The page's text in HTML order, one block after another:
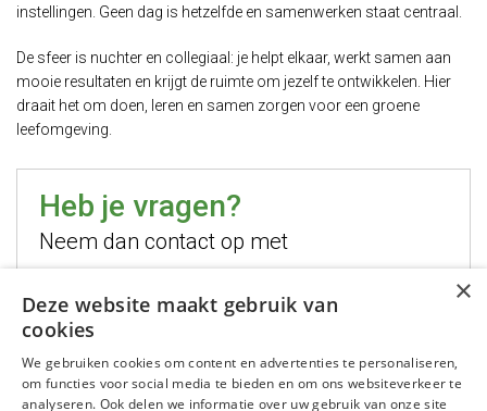
instellingen. Geen dag is hetzelfde en samenwerken staat centraal.
De sfeer is nuchter en collegiaal: je helpt elkaar, werkt samen aan
mooie resultaten en krijgt de ruimte om jezelf te ontwikkelen. Hier
draait het om doen, leren en samen zorgen voor een groene
leefomgeving.
Heb je vragen?
Neem dan contact op met
Hugo Jelier
Bel mij
Stuur mij een email
×
Deze website maakt gebruik van
cookies
We gebruiken cookies om content en advertenties te personaliseren,
om functies voor social media te bieden en om ons websiteverkeer te
analyseren. Ook delen we informatie over uw gebruik van onze site